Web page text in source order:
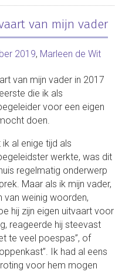
over
de
dood”
van mijn vader
2019, Marleen de Wit
van mijn vader in 2017
die ik als
voor een eigen
doen.
al enige tijd als
werkte, was dit
regelmatig onderwerp
Maar als ik mijn vader,
van weinig woorden,
hij zijn eigen uitvaart voor
reageerde hij steevast
te veel poespas”, of
Ik had al eens
voor hem mogen